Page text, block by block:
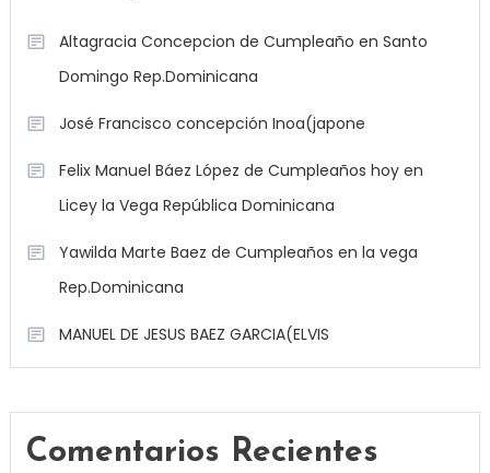
Altagracia Concepcion de Cumpleaño en Santo
Domingo Rep.Dominicana
José Francisco concepción Inoa(japone
Felix Manuel Báez López de Cumpleaños hoy en
Licey la Vega República Dominicana
Yawilda Marte Baez de Cumpleaños en la vega
Rep.Dominicana
MANUEL DE JESUS BAEZ GARCIA(ELVIS
Comentarios Recientes